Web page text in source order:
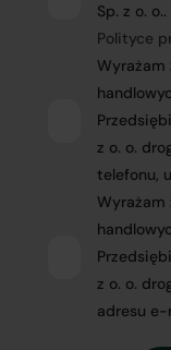
Sp. z o.
Polityce
z o. o.
telefonu,
z o. o.
adresu e-